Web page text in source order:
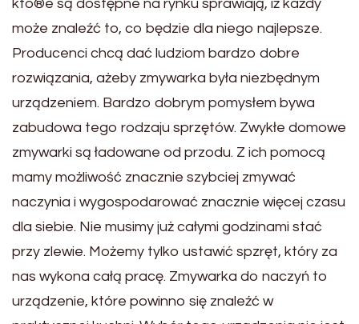
któ®e są dostępne na rynku sprawiają, iż każdy
może znaleźć to, co będzie dla niego najlepsze.
Producenci chcą dać ludziom bardzo dobre
rozwiązania, ażeby zmywarka była niezbędnym
urządzeniem. Bardzo dobrym pomysłem bywa
zabudowa tego rodzaju sprzętów. Zwykłe domowe
zmywarki są ładowane od przodu. Z ich pomocą
mamy możliwość znacznie szybciej zmywać
naczynia i wygospodarować znacznie więcej czasu
dla siebie. Nie musimy już całymi godzinami stać
przy zlewie. Możemy tylko ustawić spzręt, który za
nas wykona całą pracę. Zmywarka do naczyń to
urządzenie, które powinno się znaleźć w